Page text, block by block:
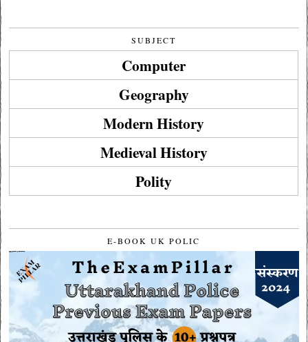
SUBJECT
Computer
Geography
Modern History
Medieval History
Polity
E-BOOK UK POLIC